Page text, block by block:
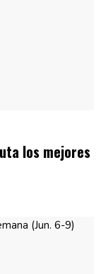
los mejores